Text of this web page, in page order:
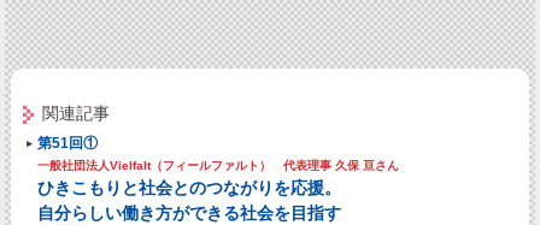
関連記事
第51回①
一般社団法人Vielfalt（フィールファルト） 代表理事 久保 亘さん
ひきこもりと社会とのつながりを応援。
自分らしい働き方ができる社会を目指す